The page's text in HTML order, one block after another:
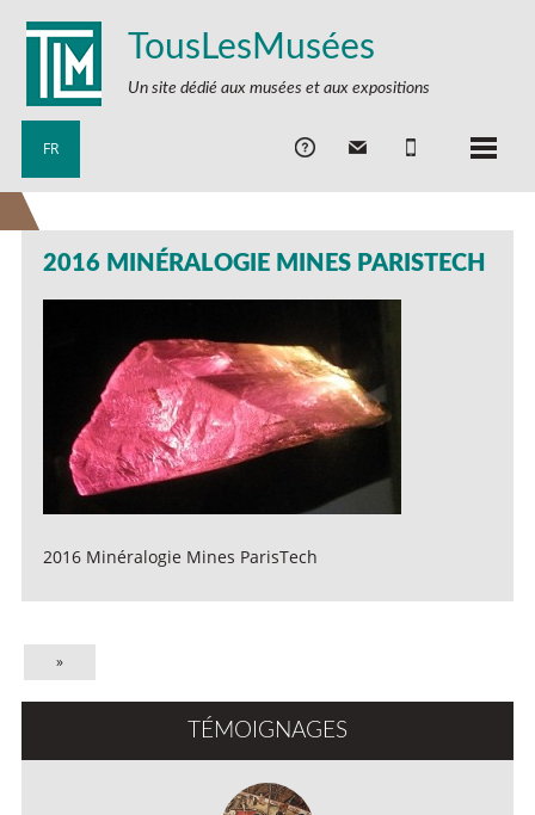
TousLesMusées
Un site dédié aux musées et aux expositions
FR
2016 MINÉRALOGIE MINES PARISTECH
2016 Minéralogie Mines ParisTech
»
TÉMOIGNAGES